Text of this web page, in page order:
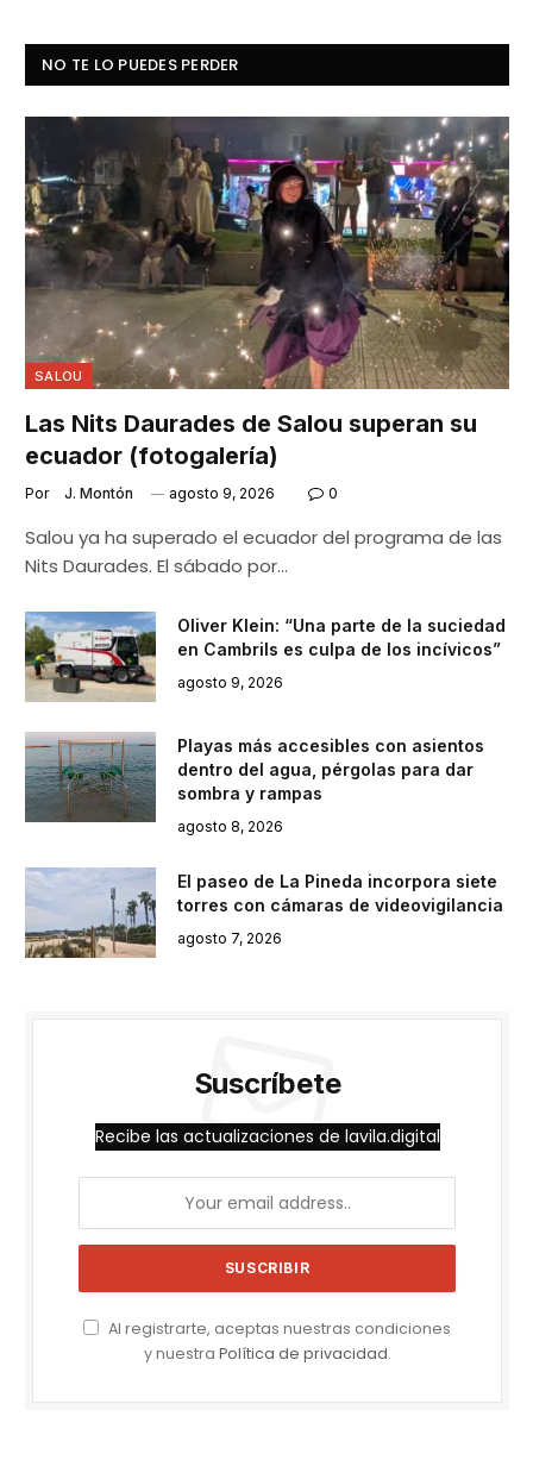
NO TE LO PUEDES PERDER
SALOU
Las Nits Daurades de Salou superan su
ecuador (fotogalería)
Por J. Montón agosto 9, 2026 0
Salou ya ha superado el ecuador del programa de las
Nits Daurades. El sábado por…
Oliver Klein: “Una parte de la suciedad
en Cambrils es culpa de los incívicos”
agosto 9, 2026
Playas más accesibles con asientos
dentro del agua, pérgolas para dar
sombra y rampas
agosto 8, 2026
El paseo de La Pineda incorpora siete
torres con cámaras de videovigilancia
agosto 7, 2026
Suscríbete
Recibe las actualizaciones de lavila.digital
Al registrarte, aceptas nuestras condiciones
y nuestra Política de privacidad.